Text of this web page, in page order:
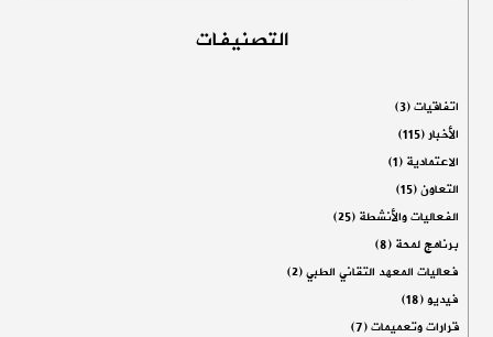
التصنيفات
اتفاقيات(3)
الأخبار(115)
الاعتمادية(1)
التعاون(15)
الفعاليات والأنشطة(25)
برنامج لمحة(8)
فعاليات المعهد التقاني الطبي(2)
فيديو(18)
قرارات وتعميمات(7)